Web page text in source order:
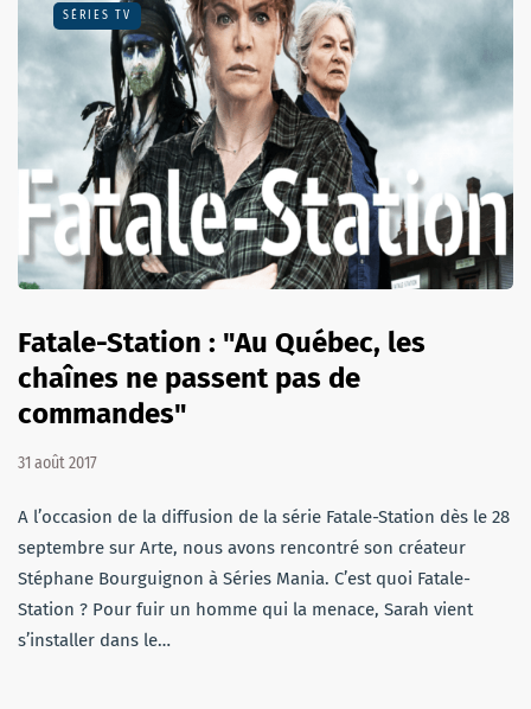
SÉRIES TV
Fatale-Station : "Au Québec, les
chaînes ne passent pas de
commandes"
31 août 2017
A l’occasion de la diffusion de la série Fatale-Station dès le 28
septembre sur Arte, nous avons rencontré son créateur
Stéphane Bourguignon à Séries Mania. C’est quoi Fatale-
Station ? Pour fuir un homme qui la menace, Sarah vient
s’installer dans le…